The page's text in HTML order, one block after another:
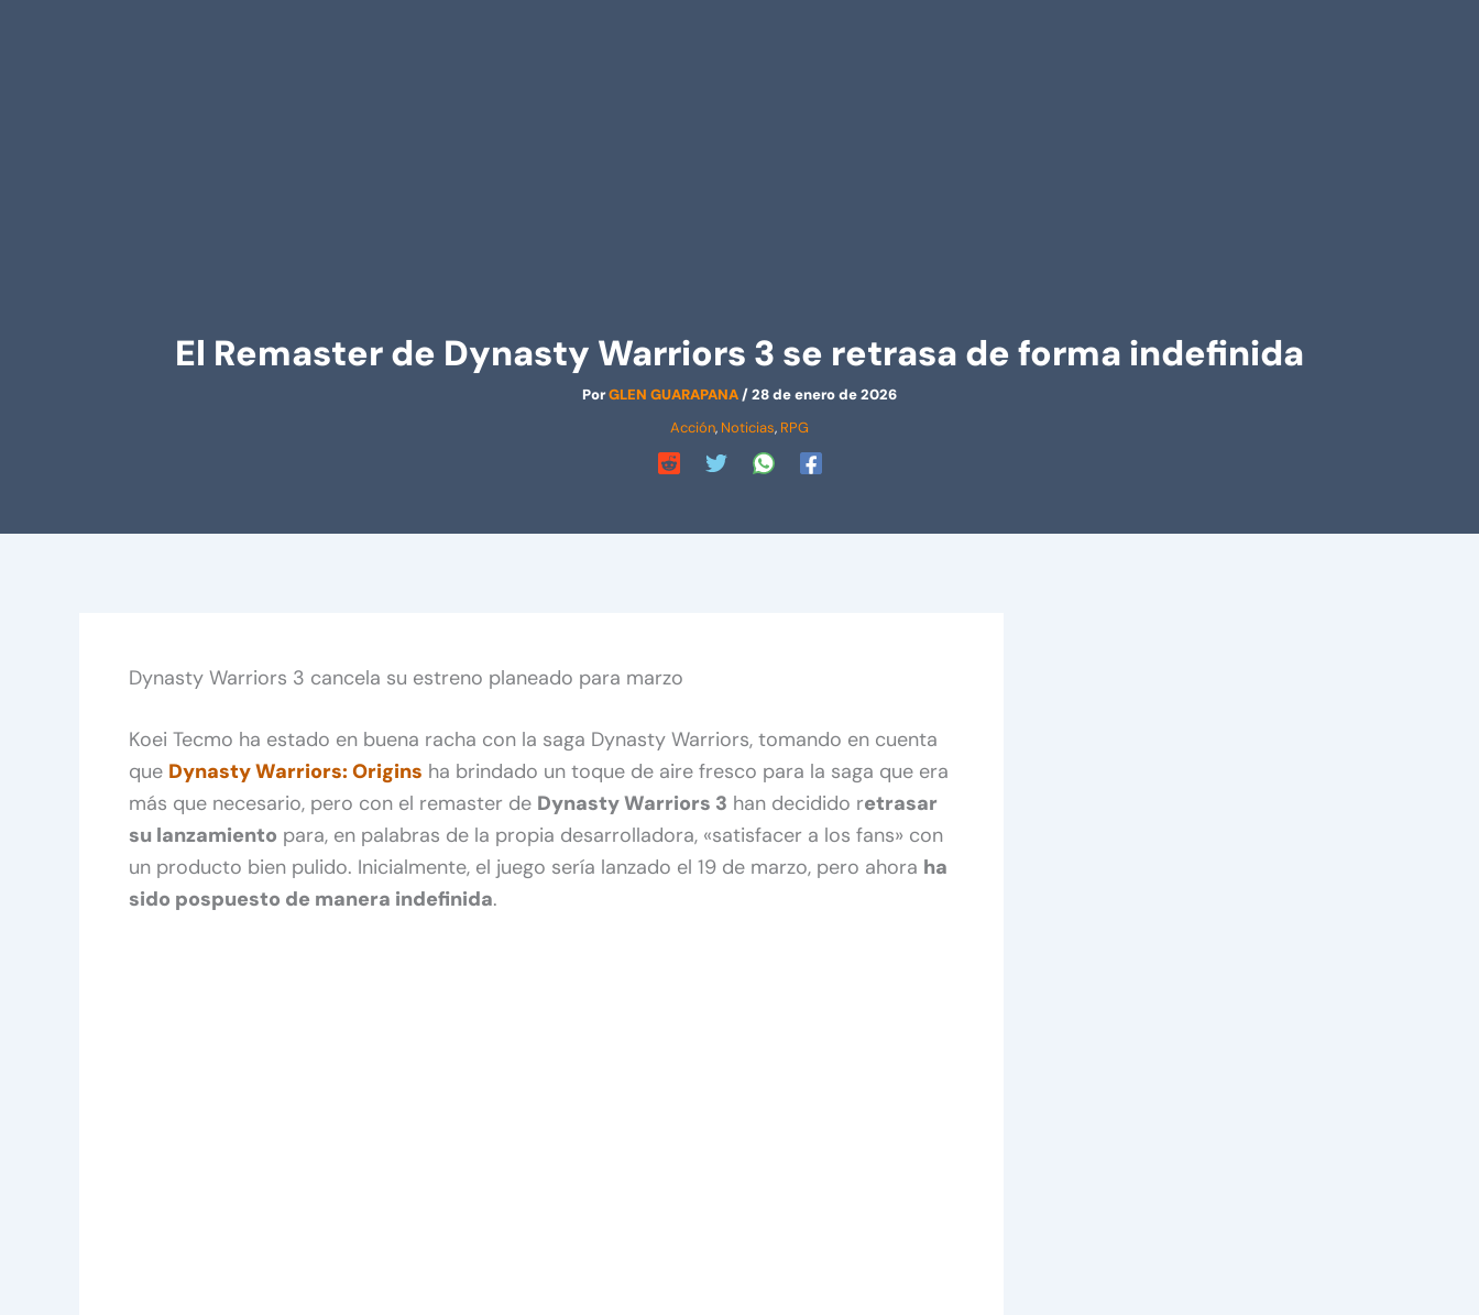
El Remaster de Dynasty Warriors 3 se retrasa de forma indefinida
PorGLEN GUARAPANA/28 de enero de 2026
Acción, Noticias, RPG
Dynasty Warriors 3 cancela su estreno planeado para marzo
Koei Tecmo ha estado en buena racha con la saga Dynasty Warriors, tomando en cuenta
que Dynasty Warriors: Origins ha brindado un toque de aire fresco para la saga que era
más que necesario, pero con el remaster de Dynasty Warriors 3 han decidido retrasar
su lanzamiento para, en palabras de la propia desarrolladora, «satisfacer a los fans» con
un producto bien pulido. Inicialmente, el juego sería lanzado el 19 de marzo, pero ahora ha
sido pospuesto de manera indefinida.